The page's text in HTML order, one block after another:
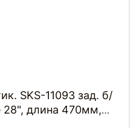
SKS-11093 зад. б/
длина 470мм,